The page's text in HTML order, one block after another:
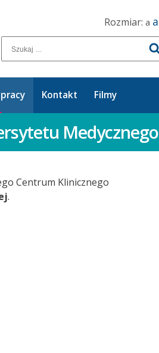
Rozmiar: a a
Kontakt Filmy
Medycznego
Centrum Klinicznego
.